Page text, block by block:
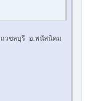
วชลบุรี อ.พนัสนิคม